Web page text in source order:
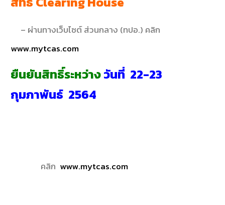
– ผ่านทางเว็บไซต์ ส่วนกลาง (ทปอ.) คลิก
www.mytcas.com
ยืนยันสิทธิ์ระหว่างวันที่ 22-23
กุมภาพันธ์ 2564
คลิก www.mytcas.com